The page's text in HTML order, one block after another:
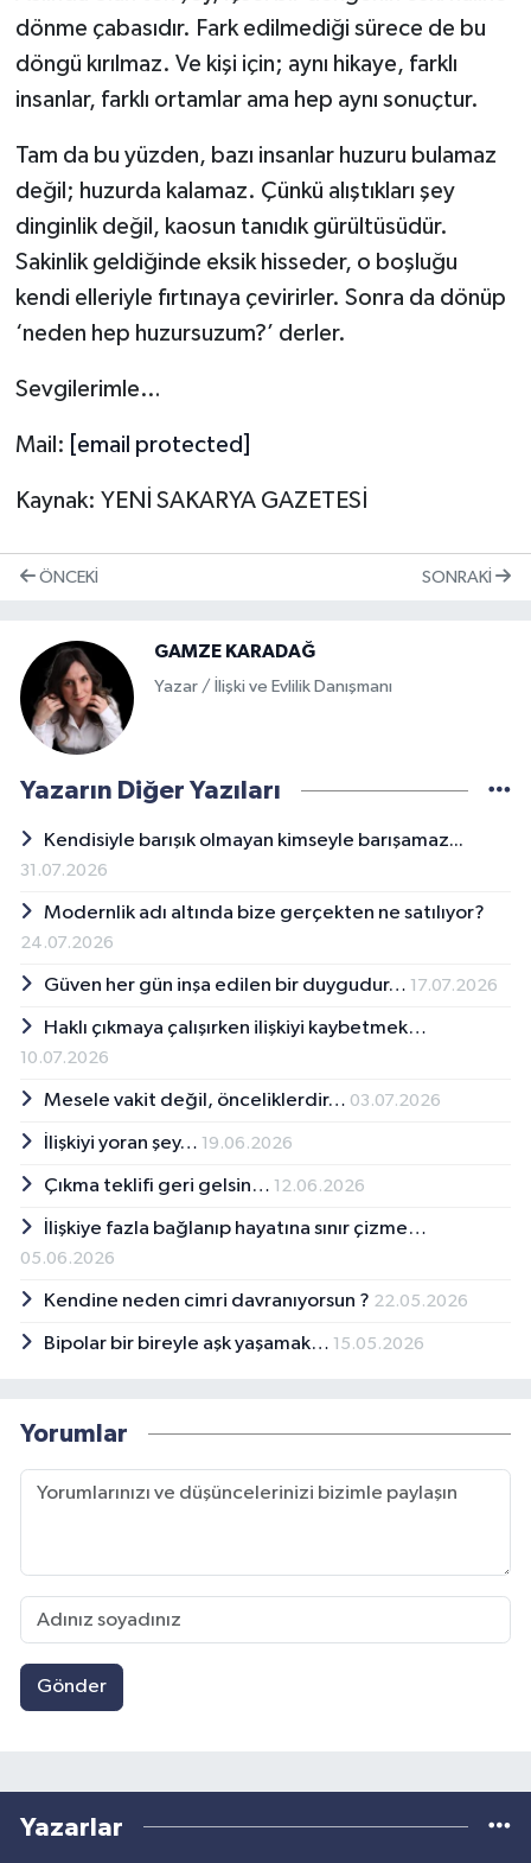
dönme çabasıdır. Fark edilmediği sürece de bu
döngü kırılmaz. Ve kişi için; aynı hikaye, farklı
insanlar, farklı ortamlar ama hep aynı sonuçtur.
Tam da bu yüzden, bazı insanlar huzuru bulamaz
değil; huzurda kalamaz. Çünkü alıştıkları şey
dinginlik değil, kaosun tanıdık gürültüsüdür.
Sakinlik geldiğinde eksik hisseder, o boşluğu
kendi elleriyle fırtınaya çevirirler. Sonra da dönüp
‘neden hep huzursuzum?’ derler.
Sevgilerimle…
Mail: [email protected]
Kaynak: YENİ SAKARYA GAZETESİ
ÖNCEKI SONRAKI
GAMZE KARADAĞ
Yazar / İlişki ve Evlilik Danışmanı
Yazarın Diğer Yazıları
Kendisiyle barışık olmayan kimseyle barışamaz...
31.07.2026
Modernlik adı altında bize gerçekten ne satılıyor?
24.07.2026
Güven her gün inşa edilen bir duygudur… 17.07.2026
Haklı çıkmaya çalışırken ilişkiyi kaybetmek…
10.07.2026
Mesele vakit değil, önceliklerdir… 03.07.2026
İlişkiyi yoran şey… 19.06.2026
Çıkma teklifi geri gelsin… 12.06.2026
İlişkiye fazla bağlanıp hayatına sınır çizme…
05.06.2026
Kendine neden cimri davranıyorsun ? 22.05.2026
Bipolar bir bireyle aşk yaşamak… 15.05.2026
Yorumlar
Gönder
Yazarlar